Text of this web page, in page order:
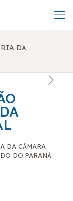
DA
DA CÂMARA
DO PARANÁ